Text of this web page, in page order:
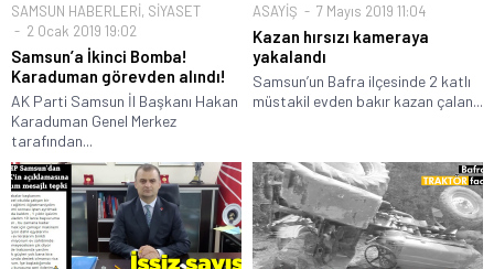
SAMSUN HABERLERİ, SİYASET
2 Ocak 2019 19:02
Samsun’a İkinci Bomba!
Karaduman görevden alındı!
AK Parti Samsun İl Başkanı Hakan
Karaduman Genel Merkez
tarafından...
ASAYİŞ 7 Mayıs 2019 11:04
Kazan hırsızı kameraya
yakalandı
Samsun’un Bafra ilçesinde 2 katlı
müstakil evden bakır kazan çalan...